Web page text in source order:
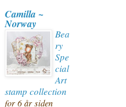
Camilla ~
Norway
Bea
ry
Spe
cial
Art
stamp collection
for 6 år siden